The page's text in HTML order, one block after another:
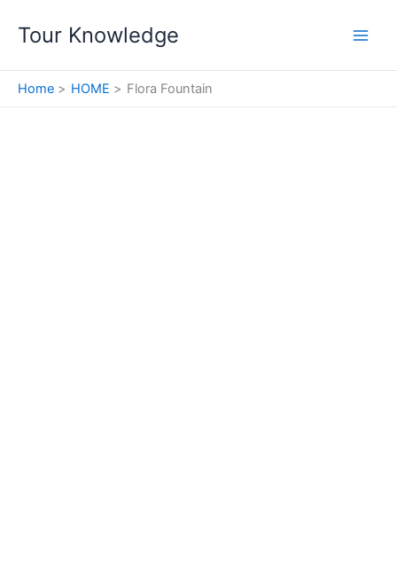
Tour Knowledge
Home HOME Flora Fountain